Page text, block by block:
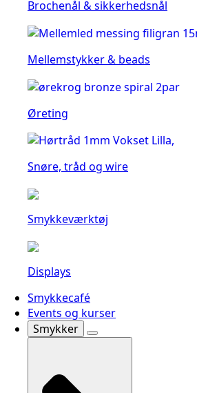
Brochenål & sikkerhedsnål
Mellemstykker & beads
Øreting
Snøre, tråd og wire
Smykkeværktøj
Displays
Smykkecafé
Events og kurser
Smykker